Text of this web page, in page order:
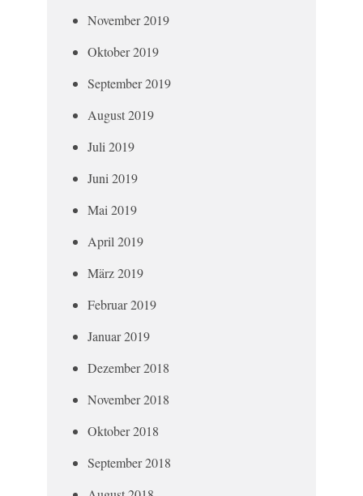
November 2019
Oktober 2019
September 2019
August 2019
Juli 2019
Juni 2019
Mai 2019
April 2019
März 2019
Februar 2019
Januar 2019
Dezember 2018
November 2018
Oktober 2018
September 2018